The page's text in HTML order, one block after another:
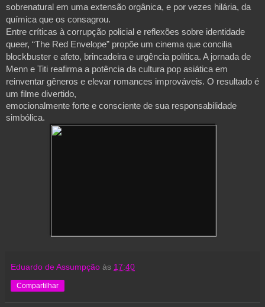
sobrenatural em uma extensão orgânica, e por vezes hilária, da
química que os consagrou.
Entre críticas à corrupção policial e reflexões sobre identidade
queer, “The Red Envelope” propõe um cinema que concilia
blockbuster e afeto, brincadeira e urgência política. A jornada de
Menn e Titi reafirma a potência da cultura pop asiática em
reinventar gêneros e elevar romances improváveis. O resultado é
um filme divertido,
emocionalmente forte e consciente de sua responsabilidade
simbólica.
Eduardo de Assumpção às 17:40
Compartilhar